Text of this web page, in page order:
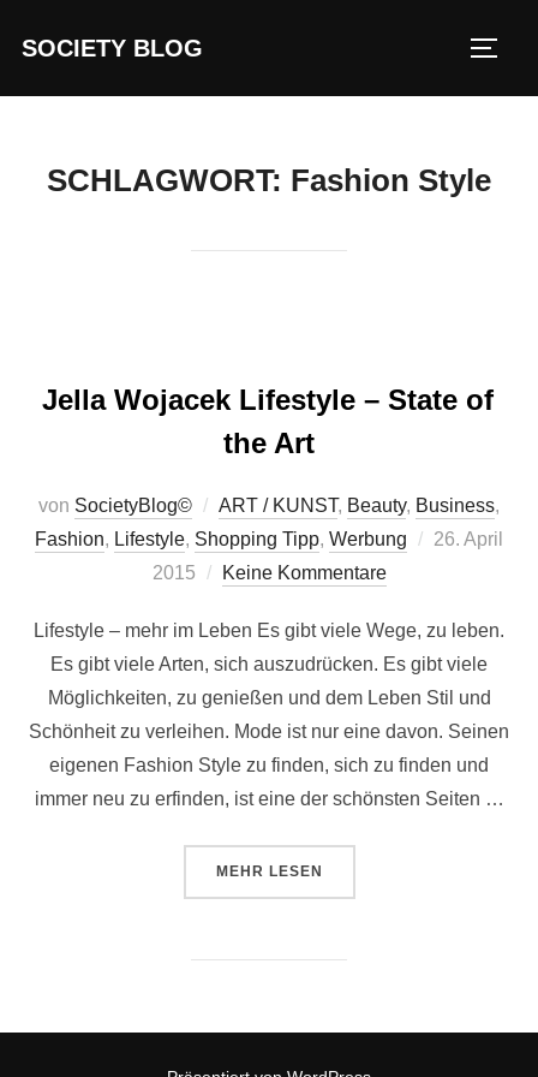
InhaltSOCIETY BLOG
SCHLAGWORT: Fashion Style
Jella Wojacek Lifestyle – State of
the Art
von SocietyBlog© ART / KUNST, Beauty, Business,
Fashion, Lifestyle, Shopping Tipp, Werbung
26. April
2015
Keine Kommentare
Lifestyle – mehr im Leben Es gibt viele Wege, zu leben.
Es gibt viele Arten, sich auszudrücken. Es gibt viele
Möglichkeiten, zu genießen und dem Leben Stil und
Schönheit zu verleihen. Mode ist nur eine davon. Seinen
eigenen Fashion Style zu finden, sich zu finden und
immer neu zu erfinden, ist eine der schönsten Seiten …
MEHR ÜBER „JELLA WOJACEK
LESEN